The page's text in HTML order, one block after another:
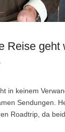
Reise geht
in keinem
Sendungen.
Roadtrip, da